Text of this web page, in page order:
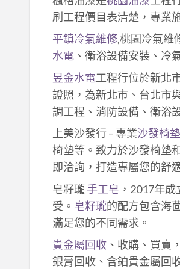
刷工程價目表清楚，專業
平鎮冷氣維修,桃園冷氣維
水電、衛浴設備安裝、冷
昱金水電工程行位於新北
證照，為新北市、台北市
調工程、消防設備、衛浴
上美沙發行 – 專業沙發椅墊
椅墊等。致力於沙發椅墊
即洽詢，打造專屬您的舒
皂籽瓏手工皂 ，2017年
受。 皂籽瓏的配方包含海
滿足您的不同需求。
貴金屬回收、收購、買賣
銀膏回收、含鉑貴金屬回